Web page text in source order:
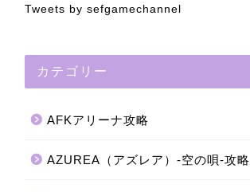
Tweets by sefgamechannel
カテゴリー
AFKアリーナ攻略
AZUREA（アズレア）-空の唄-攻略